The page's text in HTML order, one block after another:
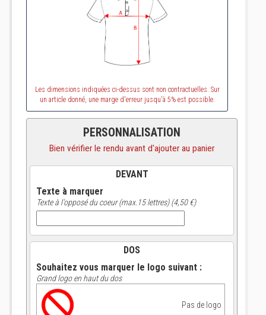
Les dimensions indiquées ci-dessus sont non contractuelles. Sur
un article donné, une marge d'erreur jusqu'à 5% est possible.
PERSONNALISATION
Bien vérifier le rendu avant d'ajouter au panier
DEVANT
Texte à marquer
Texte à l'opposé du coeur (max.15 lettres) (4,50 €)
DOS
Souhaitez vous marquer le logo suivant :
Grand logo en haut du dos
Pas de logo